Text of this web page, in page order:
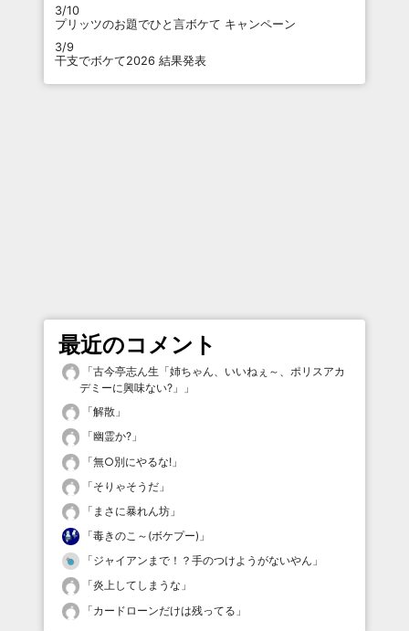
3/10
プリッツのお題でひと言ボケて キャンペーン
3/9
干支でボケて2026 結果発表
最近のコメント
「古今亭志ん生「姉ちゃん、いいねぇ～、ポリスアカ
デミーに興味ない?」
」
「解散 」
「幽霊か? 」
「無○別にやるな! 」
「そりゃそうだ 」
「 まさに暴れん坊 」
「毒きのこ～(ボケプー) 」
「ジャイアンまで！？手のつけようがないやん 」
「炎上してしまうな 」
「カードローンだけは残ってる 」